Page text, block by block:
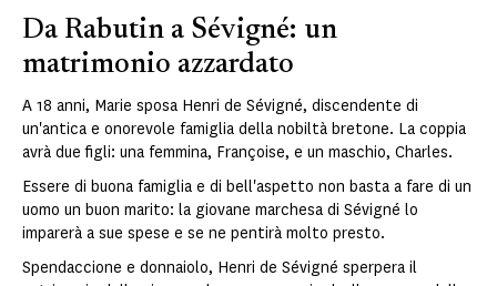
Da Rabutin a Sévigné: un
matrimonio azzardato
A 18 anni, Marie sposa Henri de Sévigné, discendente di
un'antica e onorevole famiglia della nobiltà bretone. La coppia
avrà due figli: una femmina, Françoise, e un maschio, Charles.
Essere di buona famiglia e di bell'aspetto non basta a fare di un
uomo un buon marito: la giovane marchesa di Sévigné lo
imparerà a sue spese e se ne pentirà molto presto.
Spendaccione e donnaiolo, Henri de Sévigné sperpera il